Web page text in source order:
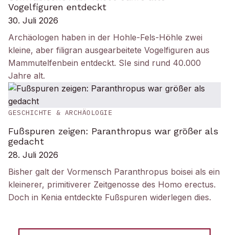
Vogelfiguren entdeckt
30. Juli 2026
Archäologen haben in der Hohle-Fels-Höhle zwei
kleine, aber filigran ausgearbeitete Vogelfiguren aus
Mammutelfenbein entdeckt. SIe sind rund 40.000
Jahre alt.
GESCHICHTE & ARCHÄOLOGIE
Fußspuren zeigen: Paranthropus war größer als
gedacht
28. Juli 2026
Bisher galt der Vormensch Paranthropus boisei als ein
kleinerer, primitiverer Zeitgenosse des Homo erectus.
Doch in Kenia entdeckte Fußspuren widerlegen dies.